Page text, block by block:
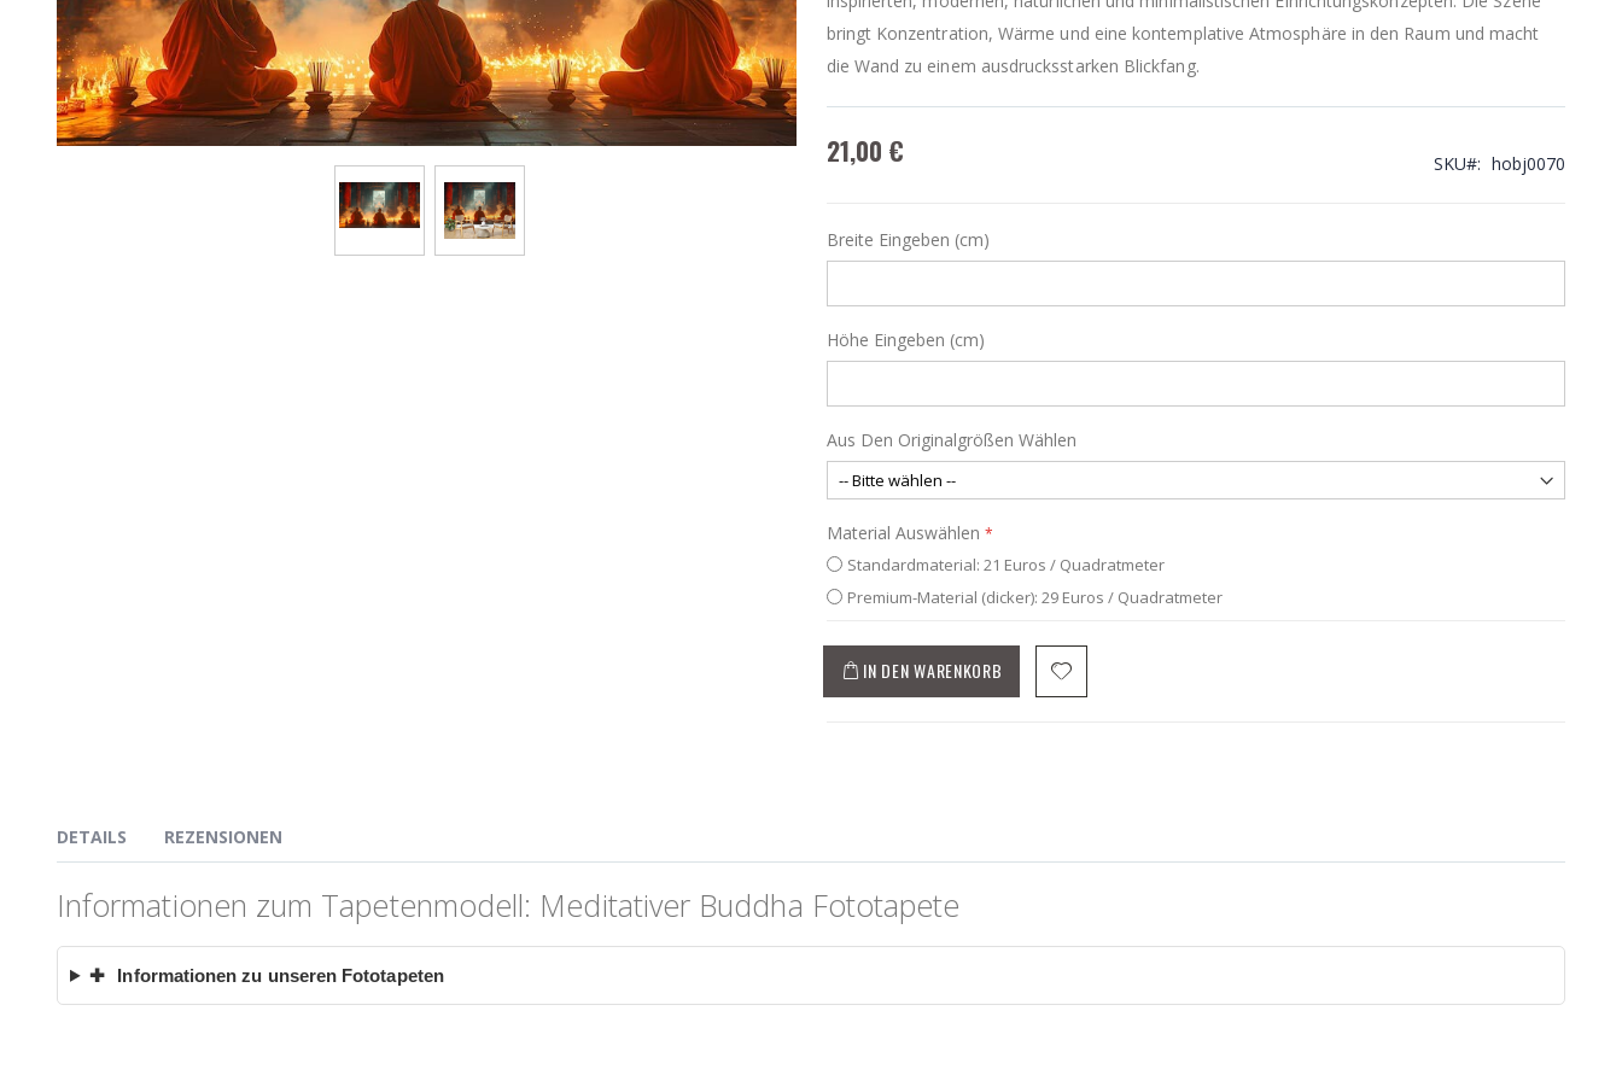
bringt Konzentration, Wärme und eine kontemplative Atmosphäre in den Raum und macht
die Wand zu einem ausdrucksstarken Blickfang.
21,00 € SKU hobj0070
Breite Eingeben (cm)
Höhe Eingeben (cm)
Aus Den Originalgrößen Wählen
Material Auswählen
Standardmaterial: 21 Euros / Quadratmeter
Premium-Material (dicker): 29 Euros / Quadratmeter
IN DEN WARENKORB
DETAILS
Informationen zum Tapetenmodell: Meditativer Buddha Fototapete
✚ Informationen zu unseren Fototapeten
REZENSIONEN